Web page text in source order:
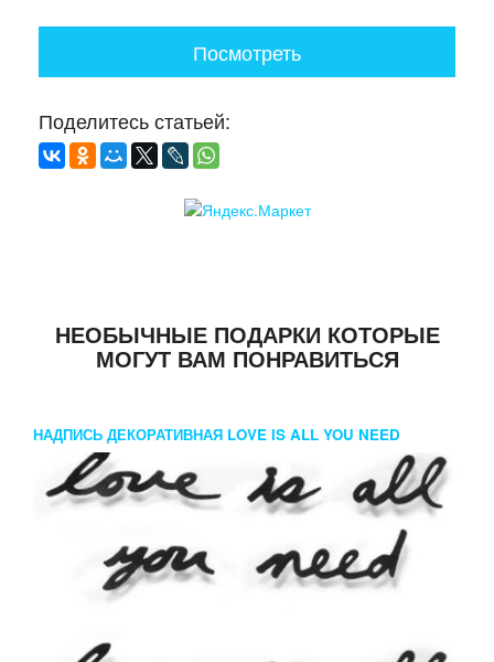
Посмотреть
Поделитесь статьей:
НЕОБЫЧНЫЕ ПОДАРКИ КОТОРЫЕ
МОГУТ ВАМ ПОНРАВИТЬСЯ
НАДПИСЬ ДЕКОРАТИВНАЯ LOVE IS ALL YOU NEED